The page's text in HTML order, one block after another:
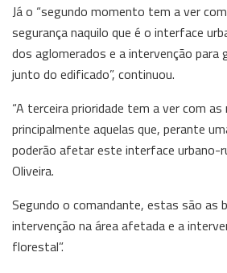
Já o “segundo momento tem a ver
segurança naquilo que é o interface
dos aglomerados e a intervenção para
junto do edificado”, continuou.
“A terceira prioridade tem a ver com
principalmente aquelas que, perante
poderão afetar este interface urbano-
Oliveira.
Segundo o comandante, estas são as
intervenção na área afetada e a
florestal”.